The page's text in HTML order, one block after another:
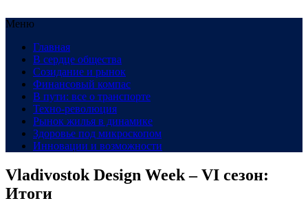
Меню
Главная
В сердце общества
Созидание и рынок
Финансовый компас
В пути: все о транспорте
Техно-революция
Рынок жилья в динамике
Здоровье под микроскопом
Инновации и возможности
Vladivostok Design Week – VI сезон:
Итоги